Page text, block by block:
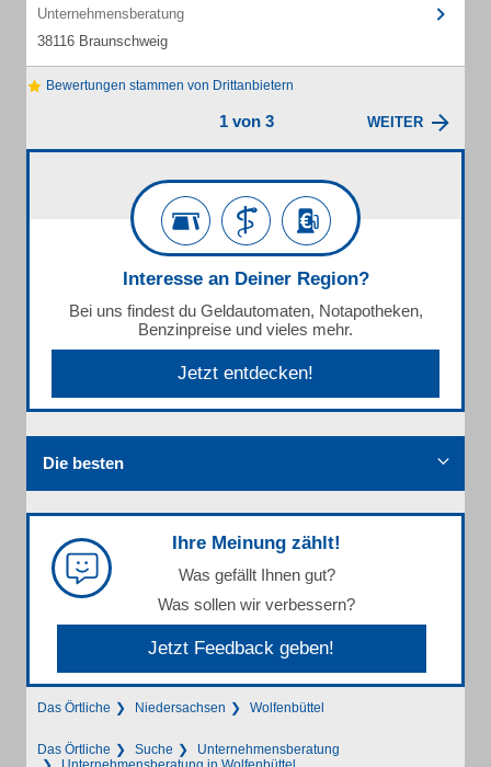
Unternehmensberatung
38116 Braunschweig
Bewertungen stammen von Drittanbietern
1 von 3 WEITER
Interesse an Deiner Region?
Bei uns findest du Geldautomaten, Notapotheken,
Benzinpreise und vieles mehr.
Jetzt entdecken!
Die besten
Ihre Meinung zählt!
Was gefällt Ihnen gut?
Was sollen wir verbessern?
Jetzt Feedback geben!
Das Örtliche Niedersachsen Wolfenbüttel
Das Örtliche Suche
Unternehmensberatung